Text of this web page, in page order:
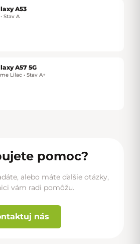
A53
Stav A
A57 5G
Lilac • Stav A+
pomoc?
alebo máte ďalšie otázky,
vám radi pomôžu.
nás